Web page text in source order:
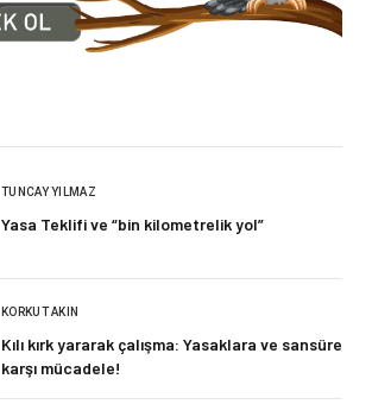
TUNCAY YILMAZ
Yasa Teklifi ve “bin kilometrelik yol”
KORKUT AKIN
Kılı kırk yararak çalışma: Yasaklara ve sansüre
karşı mücadele!